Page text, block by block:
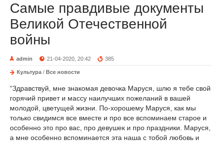
Самые правдивые документы
Великой Отечественной
войны
admin 21-04-2020, 20:42 385
Культура / Все новости
“Здравствуй, мне знакомая девочка Маруся, шлю я тебе свой
горячий привет и массу наилучших пожеланий в вашей
молодой, цветущей жизни. По-хорошему Маруся, как мы
только свидимся все вместе и про все вспоминаем старое и
особенно это про вас, про девушек и про праздники. Маруся,
а мне особенно вспоминается эта наша с тобой любовь и